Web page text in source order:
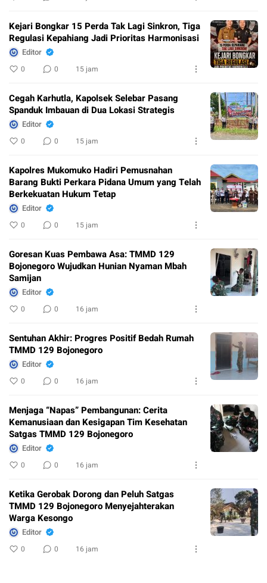
Kejari Bongkar 15 Perda Tak Lagi Sinkron, Tiga
Regulasi Kepahiang Jadi Prioritas Harmonisasi
Editor
0 0 15 jam
Cegah Karhutla, Kapolsek Selebar Pasang
Spanduk Imbauan di Dua Lokasi Strategis
Editor
0 0 15 jam
Kapolres Mukomuko Hadiri Pemusnahan
Barang Bukti Perkara Pidana Umum yang Telah
Berkekuatan Hukum Tetap
Editor
0 0 15 jam
Goresan Kuas Pembawa Asa: TMMD 129
Bojonegoro Wujudkan Hunian Nyaman Mbah
Samijan
Editor
0 0 16 jam
Sentuhan Akhir: Progres Positif Bedah Rumah
TMMD 129 Bojonegoro
Editor
0 0 16 jam
Menjaga “Napas” Pembangunan: Cerita
Kemanusiaan dan Kesigapan Tim Kesehatan
Satgas TMMD 129 Bojonegoro
Editor
0 0 16 jam
Ketika Gerobak Dorong dan Peluh Satgas
TMMD 129 Bojonegoro Menyejahterakan
Warga Kesongo
Editor
0 0 16 jam